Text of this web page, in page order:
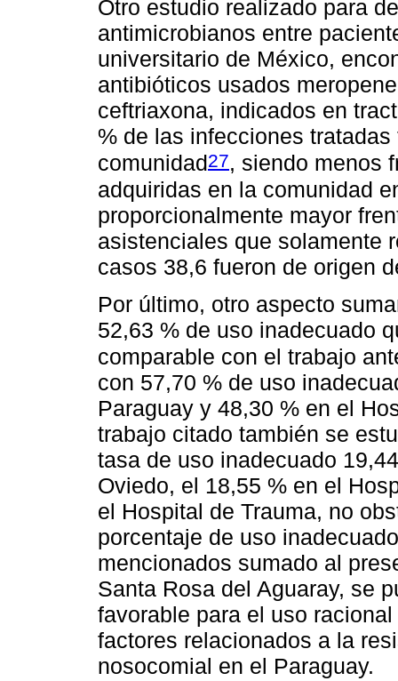
Otro estudio realizado para
antimicrobianos entre
universitario de México,
antibióticos usados
ceftriaxona, indicados en
% de las infecciones
comunidad27, siendo menos
adquiridas en la comunidad
proporcionalmente mayor
asistenciales que solamente
casos 38,6 fueron de origen
Por último, otro aspecto
52,63 % de uso inadecuado
comparable con el trabajo
con 57,70 % de uso
Paraguay y 48,30 % en el
trabajo citado también se
tasa de uso inadecuado
Oviedo, el 18,55 % en el
el Hospital de Trauma, no
porcentaje de uso
mencionados sumado al
Santa Rosa del Aguaray, se
favorable para el uso
factores relacionados a la
nosocomial en el Paraguay.